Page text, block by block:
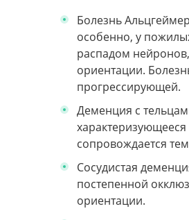
Болезнь
особенно, у
распадом
ориентации.
прогрессирующей.
Деменция с
сопровождается
Сосудистая
постепенной
ориентации.